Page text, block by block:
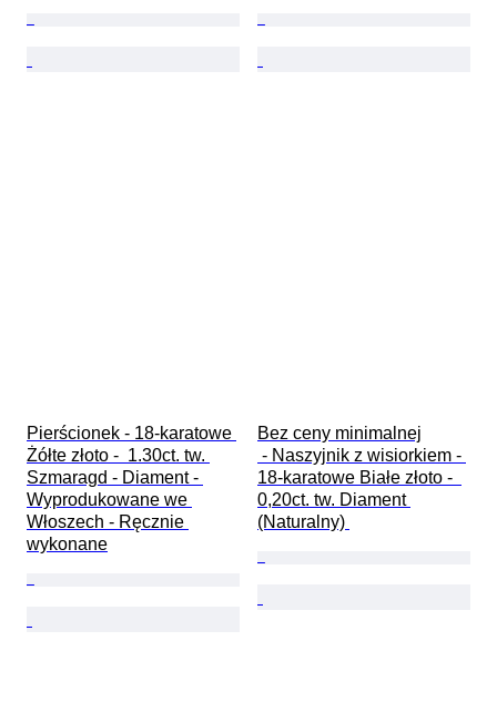
Pierścionek - 18-karatowe
Żółte złoto -  1.30ct. tw.
Szmaragd - Diament -
Wyprodukowane we
Włoszech - Ręcznie
wykonane
Bez ceny minimalnej
18-karatowe Białe złoto -
0,20ct. tw. Diament
(Naturalny)